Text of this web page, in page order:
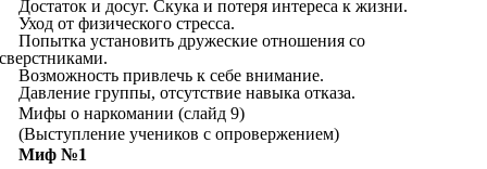
Достаток и досуг. Скука и потеря интереса к жизни.
Уход от физического стресса.
Попытка установить дружеские отношения со
Возможность привлечь к себе внимание.
Давление группы, отсутствие навыка отказа.
Мифы о наркомании (слайд 9)
(Выступление учеников с опровержением)
Миф №1